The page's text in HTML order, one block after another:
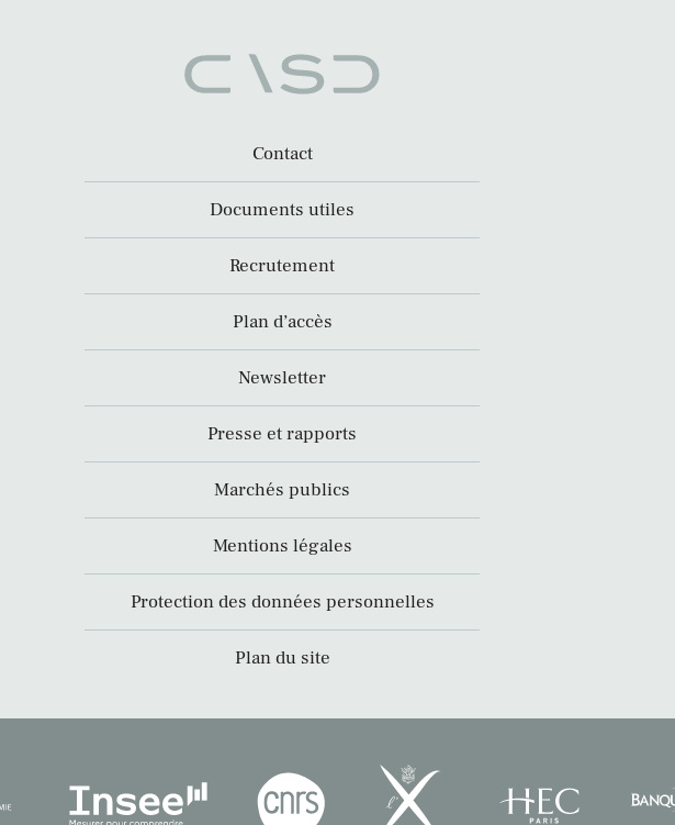
Contact
Documents utiles
Recrutement
Plan d’accès
Newsletter
Presse et rapports
Marchés publics
Mentions légales
Protection des données personnelles
Plan du site